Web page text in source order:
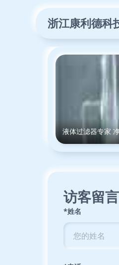
浙江康利德科
液体过滤器专家
访客留言
*姓名